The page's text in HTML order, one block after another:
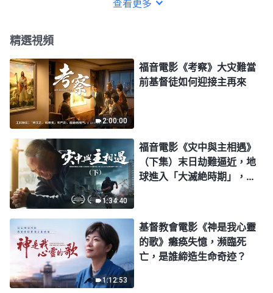
查看更多
精選視頻
2:00:00
福音電影《考察》大灾難當
前基督徒如何迎接主再來
1:34:40
福音電影《灾中與主相遇》
（下集）末日劫難逼近，地
球進入「大滅絶時期」，人
1:12:53
基督教會電影《神是我心靈
的歌》癱痪失憶，瀕臨死
亡，是誰締造生命奇迹？